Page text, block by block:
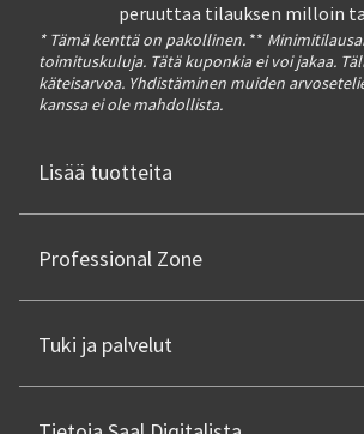
peruuttaa tilauksen milloin
* Tämä kenttä on pakollinen. **
toimituskuluja. Tätä kuponkia ei voi jakaa.
käteisarvoa. Yhdistäminen muiden
kanssa ei ole mahdollista.
Lisää tuotteita
Professional Zone
Tuki ja palvelut